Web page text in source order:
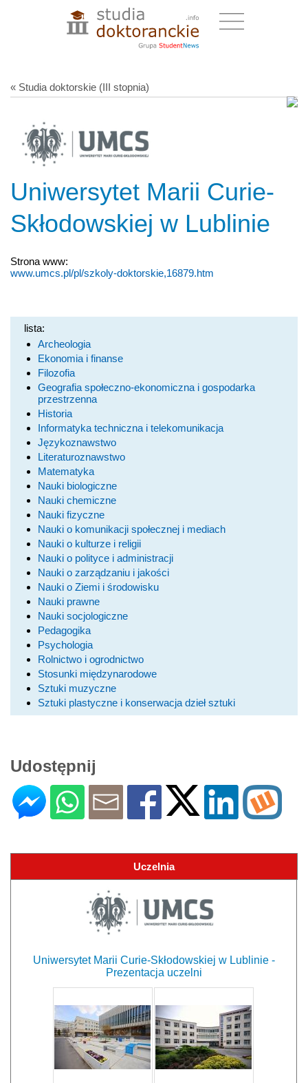
« Studia doktorskie (III stopnia)
Uniwersytet Marii Curie-
Skłodowskiej w Lublinie
Strona www:
www.umcs.pl/pl/szkoly-doktorskie,16879.htm
lista:
Archeologia
Ekonomia i finanse
Filozofia
Geografia społeczno-ekonomiczna i gospodarka
przestrzenna
Historia
Informatyka techniczna i telekomunikacja
Językoznawstwo
Literaturoznawstwo
Matematyka
Nauki biologiczne
Nauki chemiczne
Nauki fizyczne
Nauki o komunikacji społecznej i mediach
Nauki o kulturze i religii
Nauki o polityce i administracji
Nauki o zarządzaniu i jakości
Nauki o Ziemi i środowisku
Nauki prawne
Nauki socjologiczne
Pedagogika
Psychologia
Rolnictwo i ogrodnictwo
Stosunki międzynarodowe
Sztuki muzyczne
Sztuki plastyczne i konserwacja dzieł sztuki
Udostępnij
Uczelnia
Uniwersytet Marii Curie-Skłodowskiej w Lublinie -
Prezentacja uczelni